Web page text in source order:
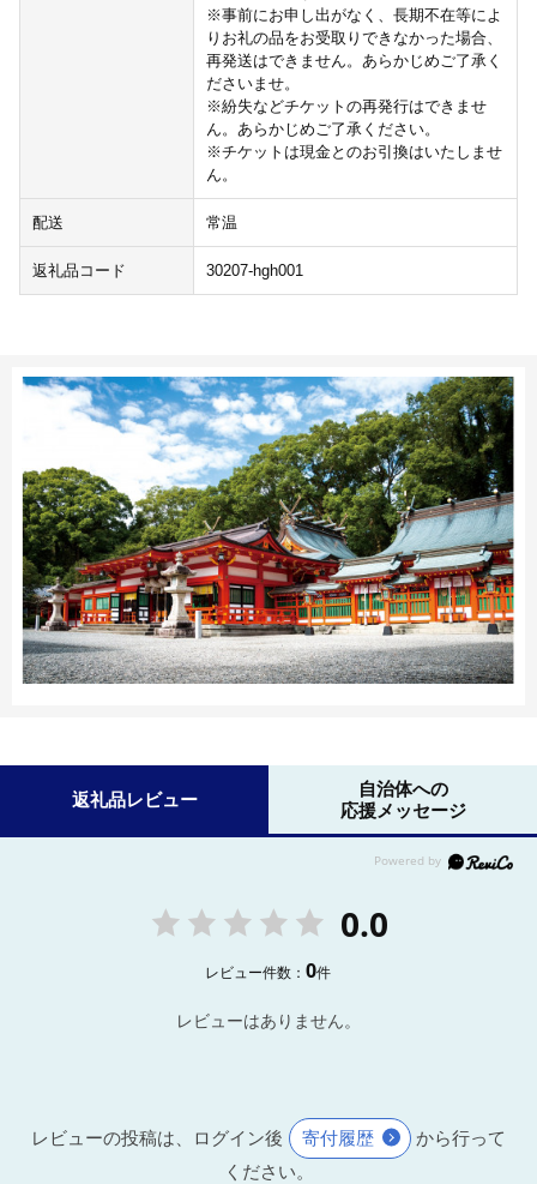
※事前にお申し出がなく、長期不在等によ
りお礼の品をお受取りできなかった場合、
再発送はできません。あらかじめご了承く
ださいませ。
※紛失などチケットの再発行はできませ
ん。あらかじめご了承ください。
※チケットは現金とのお引換はいたしませ
ん。
配送 常温
返礼品コード 30207-hgh001
返礼品レビュー
自治体への
応援メッセージ
0.0
レビュー件数：0件
レビューはありません。
レビューの投稿は、ログイン後 寄付履歴
から行って
ください。